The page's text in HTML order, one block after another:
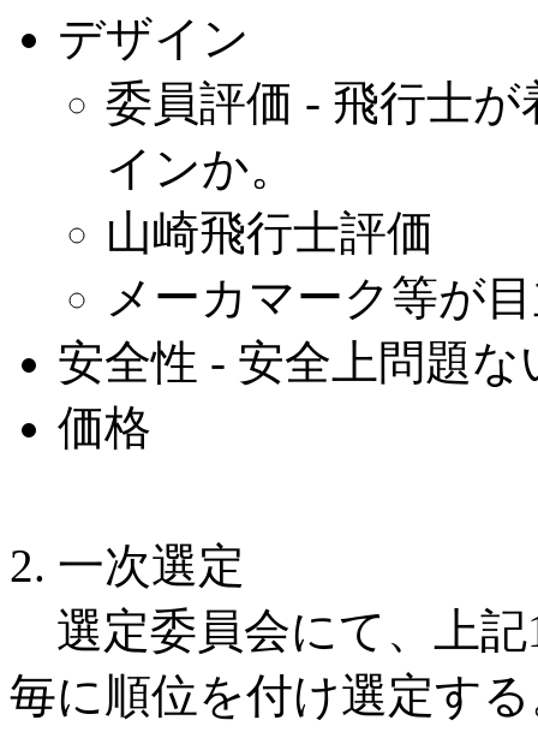
デザイン
委員評価 - 飛行士
インか。
山崎飛行士評価
メーカマーク等が
安全性 - 安全上問題な
価格
2. 一次選定
選定委員会にて、上
毎に順位を付け選定す